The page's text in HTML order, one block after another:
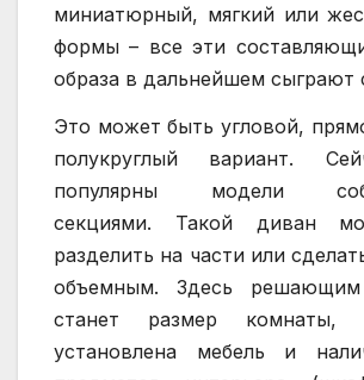
миниатюрный, мягкий или
формы – все эти
образа в дальнейшем сыграют
Это может быть угловой,
полукруглый вариант.
популярны модели
секциями. Такой диван
разделить на части или
объемным. Здесь решающим
станет размер комнаты,
установлена мебель и